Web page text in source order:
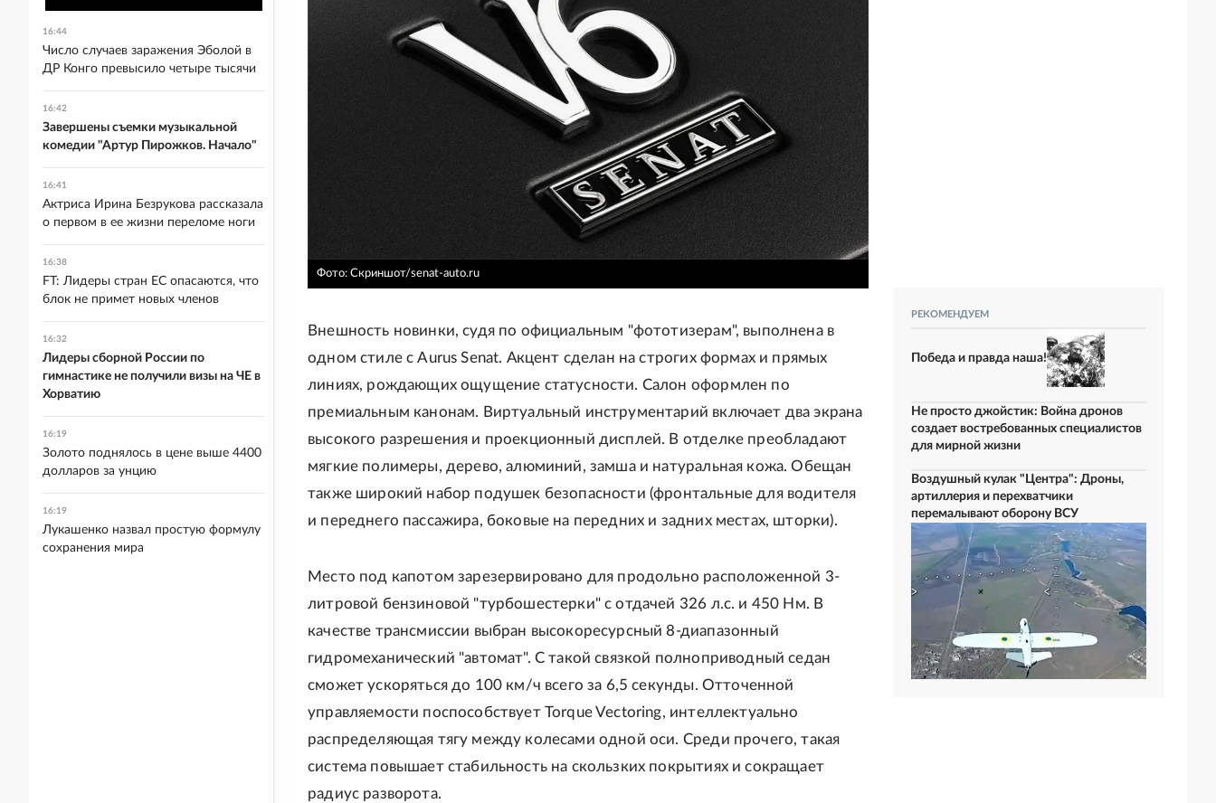
Фото: Скриншот/senat-auto.ru
Внешность новинки, судя по официальным "фототизерам", выполнена в
одном стиле с Aurus Senat. Акцент сделан на строгих формах и прямых
линиях, рождающих ощущение статусности. Салон оформлен по
премиальным канонам. Виртуальный инструментарий включает два экрана
высокого разрешения и проекционный дисплей. В отделке преобладают
мягкие полимеры, дерево, алюминий, замша и натуральная кожа. Обещан
также широкий набор подушек безопасности (фронтальные для водителя
и переднего пассажира, боковые на передних и задних местах, шторки).
Место под капотом зарезервировано для продольно расположенной 3-
литровой бензиновой "турбошестерки" с отдачей 326 л.с. и 450 Нм. В
качестве трансмиссии выбран высокоресурсный 8-диапазонный
гидромеханический "автомат". С такой связкой полноприводный седан
сможет ускоряться до 100 км/ч всего за 6,5 секунды. Отточенной
управляемости поспособствует Torque Vectoring, интеллектуально
распределяющая тягу между колесами одной оси. Среди прочего, такая
система повышает стабильность на скользких покрытиях и сокращает
радиус разворота.
РЕКОМЕНДУЕМ
Победа и правда наша!
Не просто джойстик: Война дронов
создает востребованных специалистов
для мирной жизни
Воздушный кулак "Центра": Дроны,
артиллерия и перехватчики
перемалывают оборону ВСУ
16:44
Число случаев заражения Эболой в
ДР Конго превысило четыре тысячи
16:42
Завершены съемки музыкальной
комедии "Артур Пирожков. Начало"
16:41
Актриса Ирина Безрукова рассказала
о первом в ее жизни переломе ноги
16:38
FT: Лидеры стран ЕС опасаются, что
блок не примет новых членов
16:32
Лидеры сборной России по
гимнастике не получили визы на ЧЕ в
Хорватию
16:19
Золото поднялось в цене выше 4400
долларов за унцию
16:19
Лукашенко назвал простую формулу
сохранения мира